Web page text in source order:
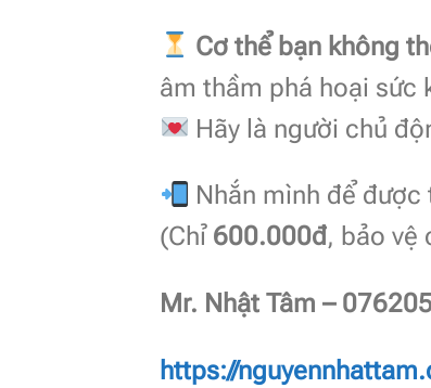
Cơ thể bạn không
âm thầm phá hoại sức
Hãy là người chủ
Nhắn mình để
(Chỉ 600.000đ, bảo vệ
Mr. Nhật Tâm –
https://